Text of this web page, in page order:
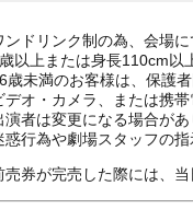
ドリンク制の為、会場に
以上または身長110cm以
未満のお客様は、保護
オ・カメラ、または携帯
者は変更になる場合があ
行為や劇場スタッフの指
券が完売した際には、当